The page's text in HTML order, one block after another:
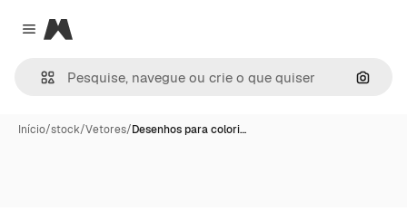
Close menu
Magnific
Início/stock/Vetores/Desenhos para colori…